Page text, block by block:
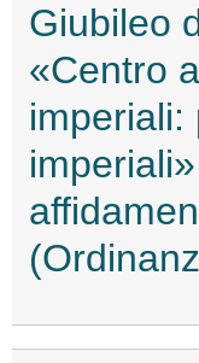
Giubileo
«Centro
imperiali: